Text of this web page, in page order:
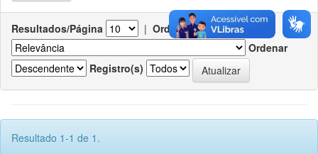
Resultados/Página | Ordenar registros por
Ordenar
Registro(s)
Resultado 1-1 de 1.